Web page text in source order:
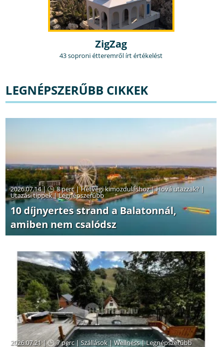
ZigZag
43 soproni étteremről írt értékelést
LEGNÉPSZERŰBB CIKKEK
2026.07.14 | 8 perc|Hétvégi kimozduláshoz|Hová utazzak? |
Utazási tippek|Legnépszerűbb
10 díjnyertes strand a Balatonnál,
amiben nem csalódsz
2026.07.21 | 7 perc|Szállások|Wellness|Legnépszerűbb